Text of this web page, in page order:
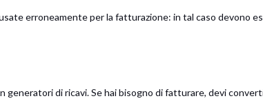
erroneamente per la fatturazione: in tal caso devono
generatori di ricavi. Se hai bisogno di fatturare, devi